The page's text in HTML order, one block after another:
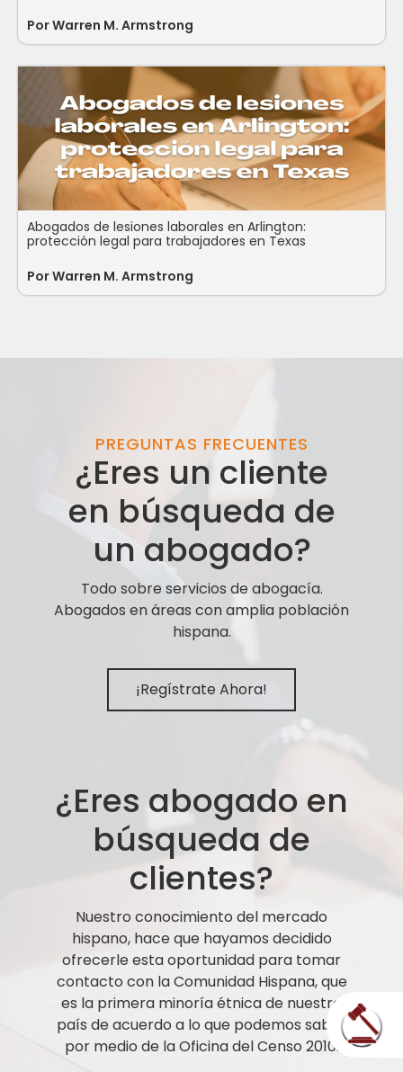
PorWarren M. Armstrong
Abogados de lesiones laborales en Arlington:
protección legal para trabajadores en Texas
PorWarren M. Armstrong
PREGUNTAS FRECUENTES
¿Eres un cliente
en búsqueda de
un abogado?
Todo sobre servicios de abogacía.
Abogados en áreas con amplia población
hispana.
¡Regístrate Ahora!
¿Eres abogado en
búsqueda de
clientes?
Nuestro conocimiento del mercado
hispano, hace que hayamos decidido
ofrecerle esta oportunidad para tomar
contacto con la Comunidad Hispana, que
es la primera minoría étnica de nuestro
país de acuerdo a lo que podemos saber
por medio de la Oficina del Censo 2010.